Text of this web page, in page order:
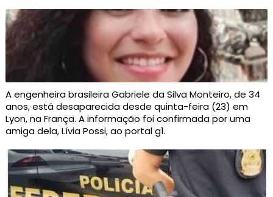
A engenheira brasileira Gabriele da Silva Monteiro, de 34
anos, está desaparecida desde quinta-feira (23) em
Lyon, na França. A informação foi confirmada por uma
amiga dela, Lívia Possi, ao portal g1.